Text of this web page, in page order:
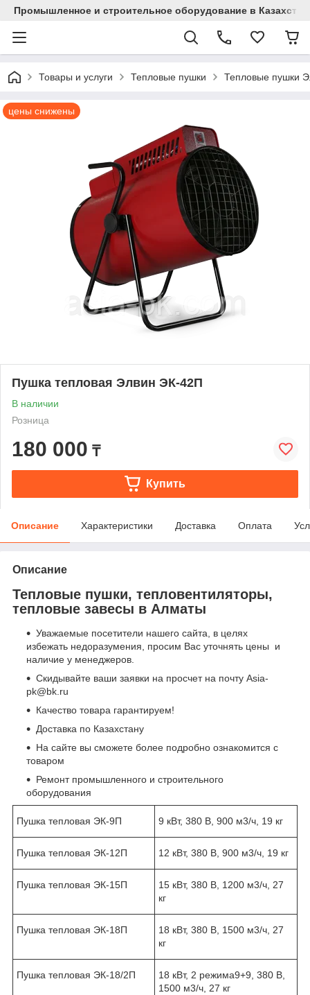
Промышленное и строительное оборудование в
Товары и услуги Тепловые пушки Тепловые пушки
цены снижены
Пушка тепловая Элвин ЭК-42П
В наличии
Розница
180 000 ₸
Купить
Описание Характеристики Доставка Оплата
Описание
Тепловые пушки, тепловентиляторы,
тепловые завесы в Алматы
Уважаемые посетители нашего сайта, в целях
избежать недоразумения, просим Вас уточнять цены и
наличие у менеджеров.
Скидывайте ваши заявки на просчет на почту Asia-
pk@bk.ru
Качество товара гарантируем!
Доставка по Казахстану
На сайте вы сможете более подробно ознакомится с
товаром
Ремонт промышленного и строительного
оборудования
Пушка тепловая ЭК-9П 9 кВт, 380 В, 900 м3/ч, 19 кг
Пушка тепловая ЭК-12П 12 кВт, 380 В, 900 м3/ч, 19 кг
Пушка тепловая ЭК-15П
15 кВт, 380 В, 1200 м3/ч, 27
кг
Пушка тепловая ЭК-18П
18 кВт, 380 В, 1500 м3/ч, 27
кг
Пушка тепловая ЭК-18/2П 18 кВт, 2 режима9+9, 380 В,
1500 м3/ч, 27 кг